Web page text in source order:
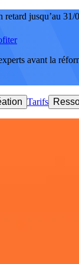
jusqu’au 31/
avant la
Tarifs